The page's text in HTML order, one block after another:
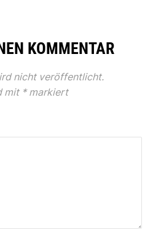
KOMMENTAR
nicht veröffentlicht.
mit *markiert